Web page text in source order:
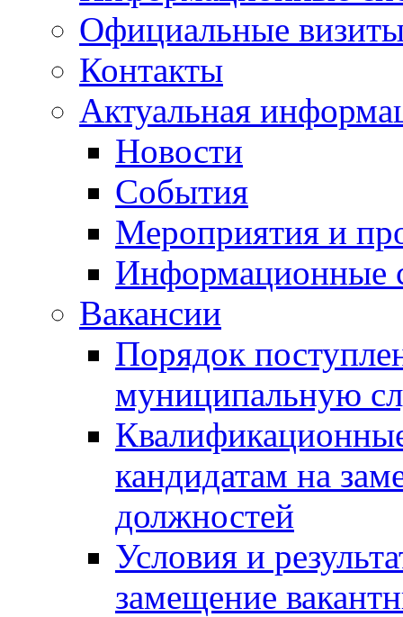
Официальные
Контакты
Актуальная
Новости
События
Мероприятия и
Информационные
Вакансии
Порядок
муниципальную
кандидатам на
должностей
Условия и
замещение